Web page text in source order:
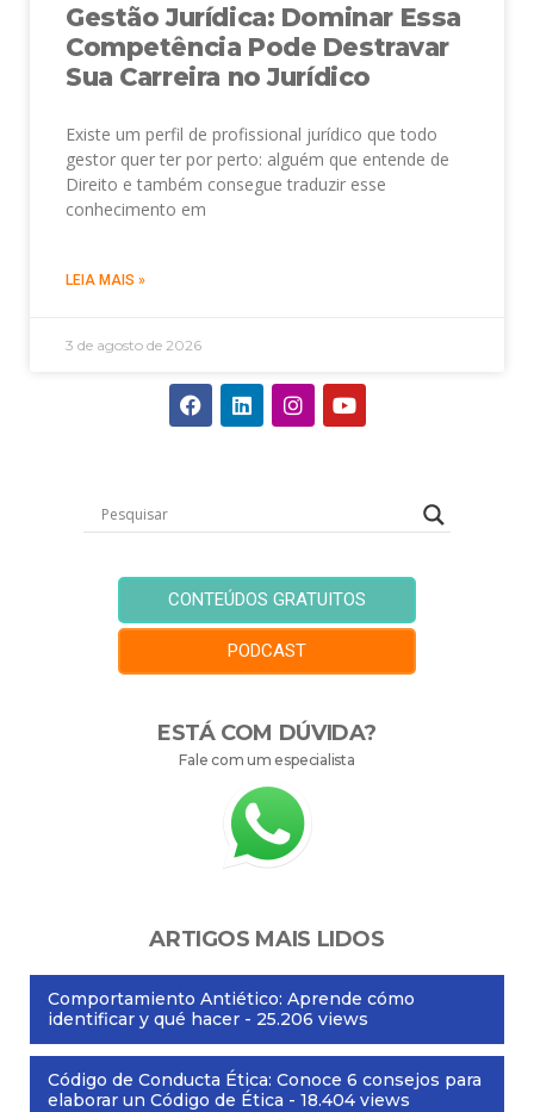
Gestão Jurídica: Dominar Essa
Competência Pode Destravar
Sua Carreira no Jurídico
Existe um perfil de profissional jurídico que todo
gestor quer ter por perto: alguém que entende de
Direito e também consegue traduzir esse
conhecimento em
LEIA MAIS »
3 de agosto de 2026
CONTEÚDOS GRATUITOS
PODCAST
ESTÁ COM DÚVIDA?
Fale com um especialista
ARTIGOS MAIS LIDOS
Comportamiento Antiético: Aprende cómo
identificar y qué hacer - 25.206 views
Código de Conducta Ética: Conoce 6 consejos para
elaborar un Código de Ética - 18.404 views